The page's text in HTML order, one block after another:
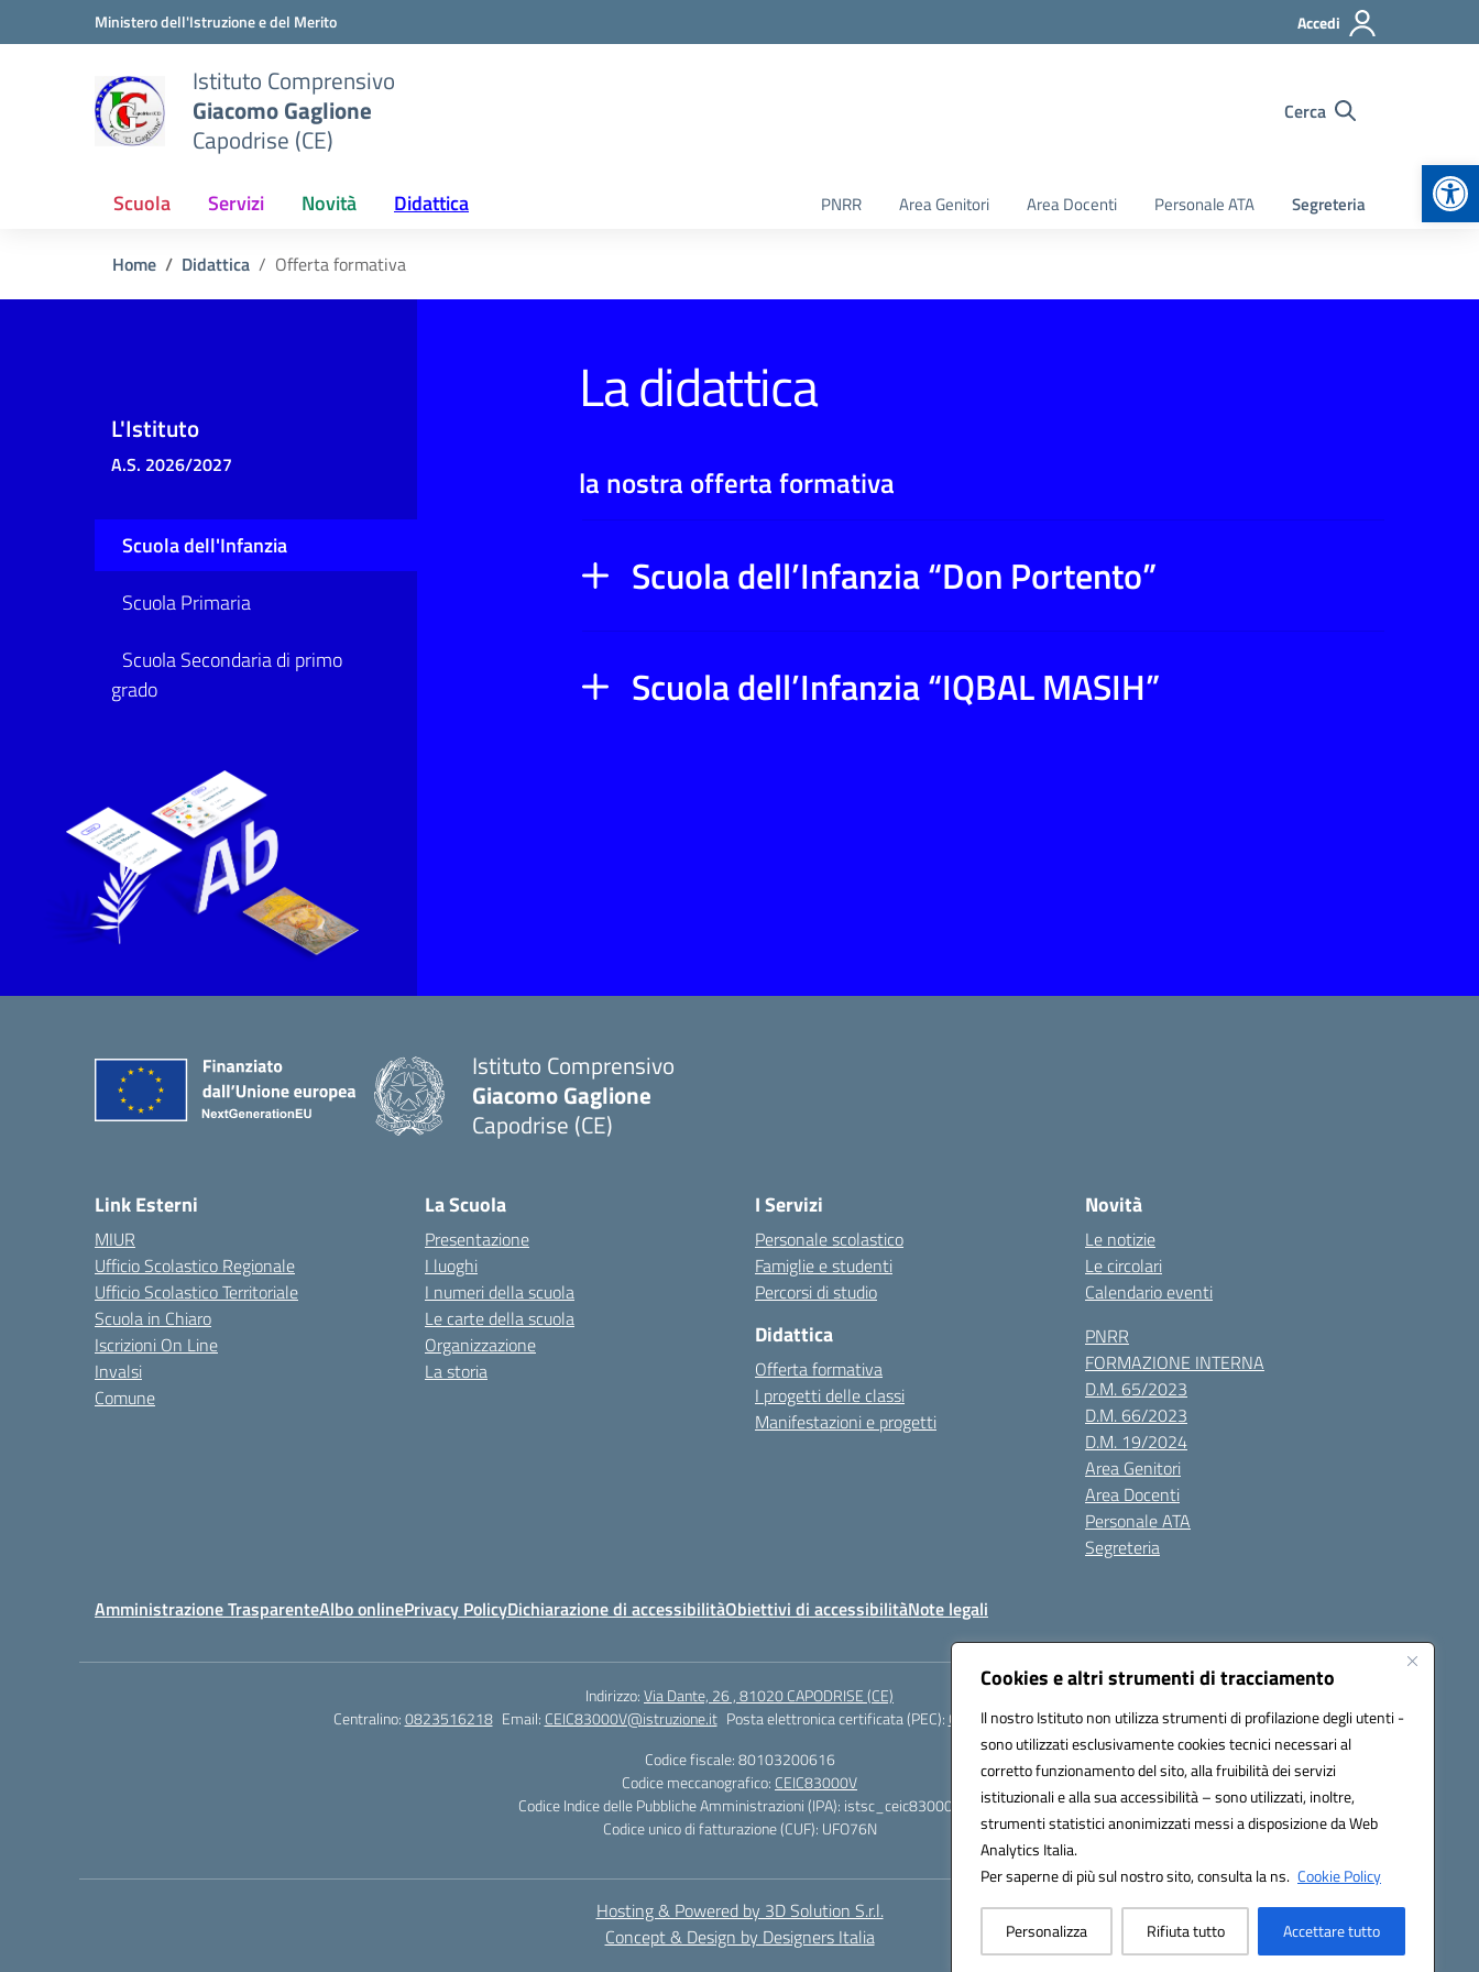
Cookies e altri strumenti di tracciamento
Il nostro Istituto non utilizza strumenti di profilazione degli utenti -
sono utilizzati esclusivamente cookies tecnici necessari al
corretto funzionamento del sito, alla fruibilità dei servizi
istituzionali e alla sua accessibilità – sono utilizzati, inoltre,
strumenti statistici anonimizzati messi a disposizione da Web
Analytics Italia.
Per saperne di più sul nostro sito, consulta la ns. Cookie Policy
Personalizza Rifiuta tutto Accettare tutto
Vai ai contenuti
Vai al menu di navigazioneMinistero dell'Istruzione e del Merito Accedi
Istituto Comprensivo
Giacomo Gaglione
Capodrise (CE)
Cerca
Scuola Servizi Novità Didattica PNRR Area Genitori Area Docenti Personale ATA Segreteria
Home Didattica Offerta formativa
La didattica
la nostra offerta formativa
L'Istituto
A.S. 2026/2027
Scuola dell'Infanzia
Scuola Primaria
Scuola Secondaria di primo
grado
Scuola dell’Infanzia “Don Portento”
Scuola dell’Infanzia “IQBAL MASIH”
Istituto Comprensivo
Giacomo Gaglione
Capodrise (CE)
Link Esterni
MIUR
Ufficio Scolastico Regionale
Ufficio Scolastico Territoriale
Scuola in Chiaro
Iscrizioni On Line
Invalsi
Comune
La Scuola
Presentazione
I luoghi
I numeri della scuola
Le carte della scuola
Organizzazione
La storia
I Servizi
Personale scolastico
Famiglie e studenti
Percorsi di studio
Didattica
Offerta formativa
I progetti delle classi
Manifestazioni e progetti
Novità
Le notizie
Le circolari
Calendario eventi
PNRR
FORMAZIONE INTERNA
D.M. 65/2023
D.M. 66/2023
D.M. 19/2024
Area Genitori
Area Docenti
Personale ATA
Segreteria
Amministrazione TrasparenteAlbo onlinePrivacy PolicyDichiarazione di accessibilitàObiettivi di accessibilitàNote legali
Indirizzo:Via Dante, 26 , 81020 CAPODRISE (CE)
Centralino:0823516218 Email: CEIC83000V@istruzione.it Posta elettronica certificata (PEC): CEIC83000V@pec.istruzione.it
Codice fiscale: 80103200616
Codice meccanografico: CEIC83000V
Codice Indice delle Pubbliche Amministrazioni (IPA): istsc_ceic83000v
Codice unico di fatturazione (CUF): UFO76N
Hosting & Powered by 3D Solution S.r.l.
Concept & Design by Designers Italia